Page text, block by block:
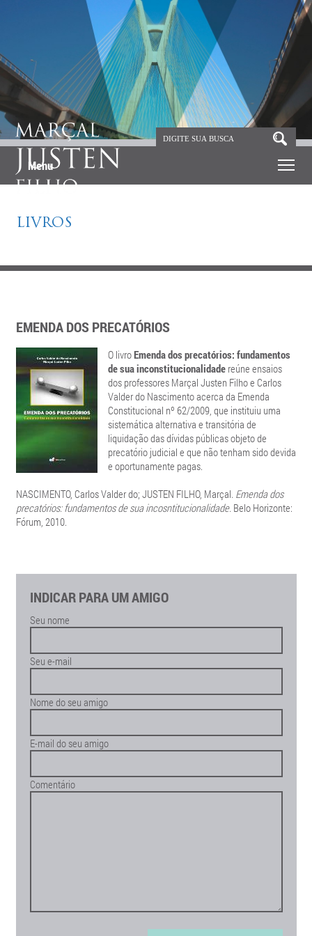
Menu
LIVROS
EMENDA DOS PRECATÓRIOS
O livroEmenda dos precatórios: fundamentos
de sua inconstitucionalidadereúne ensaios
dos professores Marçal Justen Filho e Carlos
Valder do Nascimento acerca da Emenda
Constitucional nº 62/2009, que instituiu uma
sistemática alternativa e transitória de
liquidação das dívidas públicas objeto de
precatório judicial e que não tenham sido devida
e oportunamente pagas.
NASCIMENTO, Carlos Valder do; JUSTEN FILHO, Marçal. Emenda dos
precatórios: fundamentos de sua incosntitucionalidade. Belo Horizonte:
Fórum, 2010.
INDICAR PARA UM AMIGO
Seu nome
Seu e-mail
Nome do seu amigo
E-mail do seu amigo
Comentário